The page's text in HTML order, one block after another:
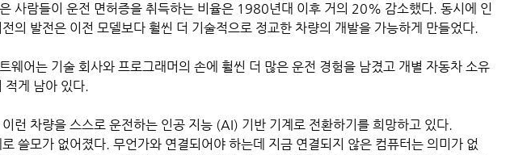
사람들이 운전 면허증을 취득하는 비율은 1980년대 이후 거의 20% 감소했다. 동시에 인
의 발전은 이전 모델보다 훨씬 더 기술적으로 정교한 차량의 개발을 가능하게 만들었다.
웨어는 기술 회사와 프로그래머의 손에 훨씬 더 많은 운전 경험을 남겼고 개별 자동차 소유
적게 남아 있다.
런 차량을 스스로 운전하는 인공 지능 (AI) 기반 기계로 전환하기를 희망하고 있다.
쓸모가 없어졌다. 무언가와 연결되어야 하는데 지금 연결되지 않은 컴퓨터는 의미가 없